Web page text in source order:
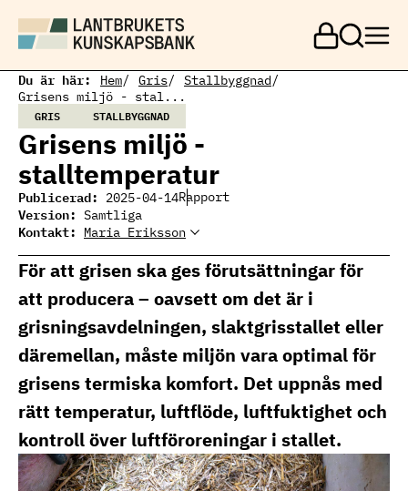
a
Du är här: Hem Gris
Stallbyggnad
Grisens miljö - stal...
GRIS STALLBYGGNAD
Grisens miljö -
stalltemperatur
Publicerad: 2025-04-14Rapport
Version: Samtliga
Kontakt: Maria Eriksson
Maria Eriksson
Ämnesansvarig gris
maria.eriksson@ri.se
010-516 65 37
För att grisen ska ges förutsättningar för
att producera – oavsett om det är i
grisningsavdelningen, slaktgrisstallet eller
däremellan, måste miljön vara optimal för
grisens termiska komfort. Det uppnås med
rätt temperatur, luftflöde, luftfuktighet och
kontroll över luftföroreningar i stallet.